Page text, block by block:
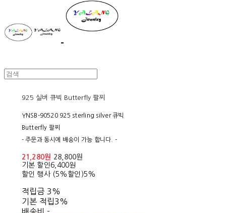
925 실버 큐빅 Butterfly 팔찌
YNSB-90520 925 sterling silver 큐빅
Butterfly 팔찌
- 주문과 동시에 배송이 가능 합니다. -
21,280원 28,800원
기본 할인 6,400원
할인 행사 (5%할인)5%
적립금 3%
기본 적립3%
배송비 -